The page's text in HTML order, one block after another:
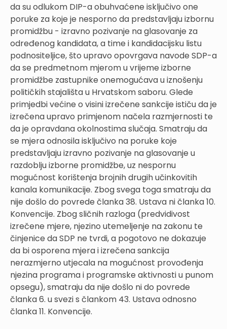
da su odlukom DIP-a obuhvaćene isključivo one
poruke za koje je nesporno da predstavljaju izbornu
promidžbu - izravno pozivanje na glasovanje za
određenog kandidata, a time i kandidacijsku listu
podnositeljice, što upravo opovrgava navode SDP-a
da se predmetnom mjerom u vrijeme izborne
promidžbe zastupnike onemogućava u iznošenju
političkih stajališta u Hrvatskom saboru. Glede
primjedbi većine o visini izrečene sankcije ističu da je
izrečena upravo primjenom načela razmjernosti te
da je opravdana okolnostima slučaja. Smatraju da
se mjera odnosila isključivo na poruke koje
predstavljaju izravno pozivanje na glasovanje u
razdoblju izborne promidžbe, uz nespornu
mogućnost korištenja brojnih drugih učinkovitih
kanala komunikacije. Zbog svega toga smatraju da
nije došlo do povrede članka 38. Ustava ni članka 10.
Konvencije. Zbog sličnih razloga (predvidivost
izrečene mjere, njezino utemeljenje na zakonu te
činjenice da SDP ne tvrdi, a pogotovo ne dokazuje
da bi osporena mjera i izrečena sankcija
nerazmjerno utjecala na mogućnost provođenja
njezina programa i programske aktivnosti u punom
opsegu), smatraju da nije došlo ni do povrede
članka 6. u svezi s člankom 43. Ustava odnosno
članka 11. Konvencije.